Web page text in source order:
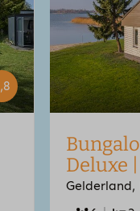
Deluxe
Gelderland,